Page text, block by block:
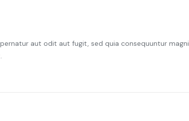
aut odit aut fugit, sed quia consequuntur magni